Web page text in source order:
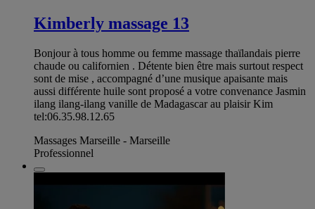
Kimberly massage 13
Bonjour à tous homme ou femme massage thaïlandais pierre
chaude ou californien . Détente bien être mais surtout respect
sont de mise , accompagné d’une musique apaisante mais
aussi différente huile sont proposé a votre convenance Jasmin
ilang ilang-ilang vanille de Madagascar au plaisir Kim
tel:06.35.98.12.65
Massages Marseille - Marseille
Professionnel